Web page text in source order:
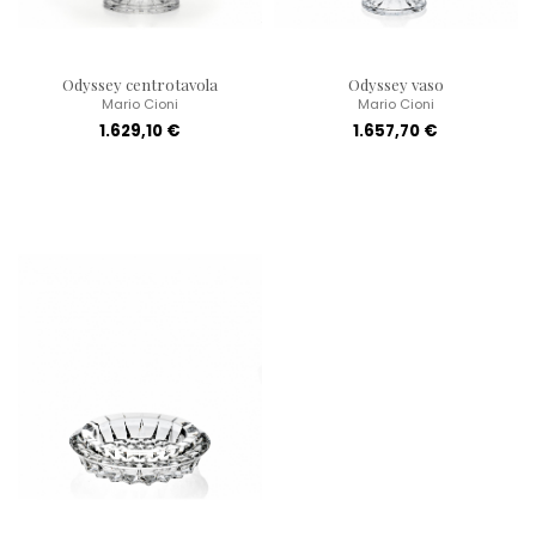
Odyssey centrotavola
Mario Cioni
1.629,10 €
Odyssey vaso
Mario Cioni
1.657,70 €